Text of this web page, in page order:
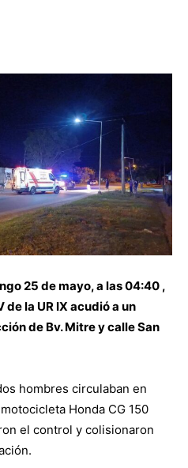
25 de mayo, a las 04:40 ,
la UR IX acudió a un
de Bv. Mitre y calle San
hombres circulaban en
Honda CG 150
el control y colisionaron